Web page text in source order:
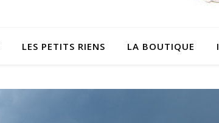
LES PETITS RIENS LA BOUTIQUE